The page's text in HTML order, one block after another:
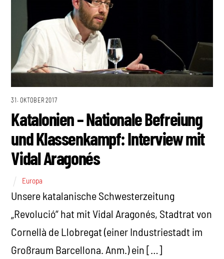
31. OKTOBER 2017
Katalonien – Nationale Befreiung
und Klassenkampf: Interview mit
Vidal Aragonés
Europa
Unsere katalanische Schwesterzeitung
„Revolució“ hat mit Vidal Aragonés, Stadtrat von
Cornellà de Llobregat (einer Industriestadt im
Großraum Barcellona. Anm.) ein […]